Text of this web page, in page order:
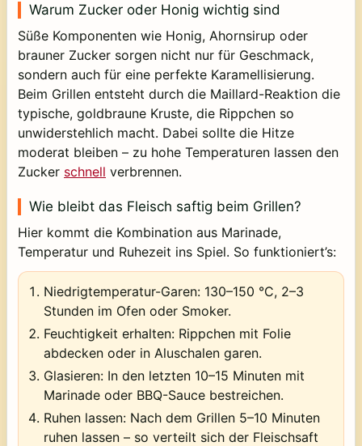
Warum Zucker oder Honig wichtig sind
Süße Komponenten wie Honig, Ahornsirup oder
brauner Zucker sorgen nicht nur für Geschmack,
sondern auch für eine perfekte Karamellisierung.
Beim Grillen entsteht durch die Maillard-Reaktion die
typische, goldbraune Kruste, die Rippchen so
unwiderstehlich macht. Dabei sollte die Hitze
moderat bleiben – zu hohe Temperaturen lassen den
Zucker schnell verbrennen.
Wie bleibt das Fleisch saftig beim Grillen?
Hier kommt die Kombination aus Marinade,
Temperatur und Ruhezeit ins Spiel. So funktioniert’s:
Niedrigtemperatur-Garen: 130–150 °C, 2–3
Stunden im Ofen oder Smoker.
Feuchtigkeit erhalten: Rippchen mit Folie
abdecken oder in Aluschalen garen.
Glasieren: In den letzten 10–15 Minuten mit
Marinade oder BBQ-Sauce bestreichen.
Ruhen lassen: Nach dem Grillen 5–10 Minuten
ruhen lassen – so verteilt sich der Fleischsaft